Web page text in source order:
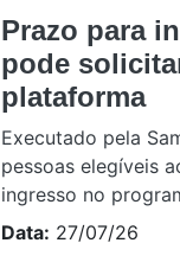
Prazo para
pode
plataforma
Executado pela
pessoas elegíveis
ingresso no
Data: 27/07/26